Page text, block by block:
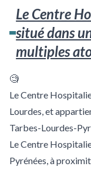
Le Centre
situé dans
multiples
🧐
Le Centre
Lourdes, et
Tarbes-Lourdes-
Le Centre
Pyrénées, à